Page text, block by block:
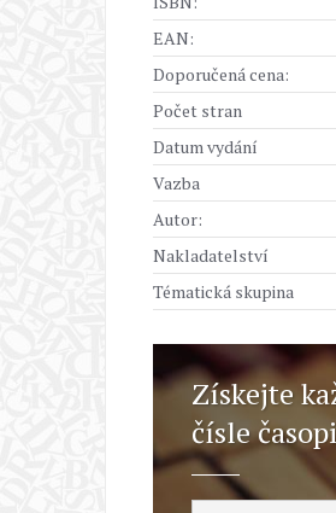
EAN:
Doporučená cena:
Počet stran
Datum vydání
Vazba
Autor:
Nakladatelství
Tématická skupina
Získejte
čísle